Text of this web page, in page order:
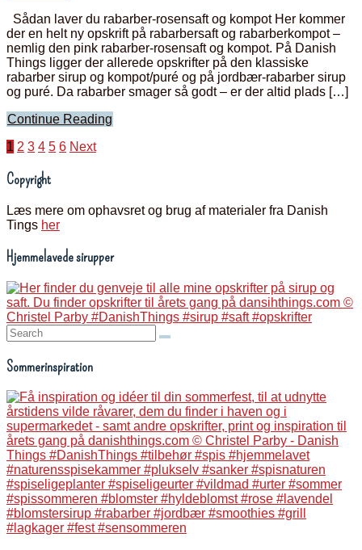
Sådan laver du rabarber-rosensaft og kompot Her kommer
der en helt ny opskrift på rabarbersaft og rabarberkompot –
nemlig den pink rabarber-rosensaft og kompot. På Danish
Things ligger der allerede opskrifter på den klassiske
rabarber sirup og kompot/puré og på jordbær-rabarber sirup
og puré. Da rabarber smager så godt – er der altid plads […]
Continue Reading
Indlægsinddeling
1 2 3 4 5 6 Next
Copyright
Læs mere om ophavsret og brug af materialer fra Danish
Tings her
Hjemmelavede sirupper
Search:
Sommerinspiration